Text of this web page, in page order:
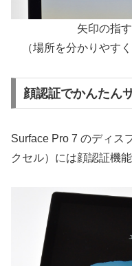
矢印の指
（場所を分かりやす
顔認証でかんたん
Surface Pro 7 のディス
クセル）には顔認証機